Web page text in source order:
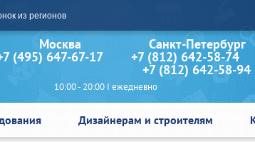
из регионов
Москва Санкт-Петербург
(495) 647-67-17 +7 (812) 642-58-74
+7 (812) 642-58-94
10:00 - 20:00 I ежедневно
Дизайнерам и строителям